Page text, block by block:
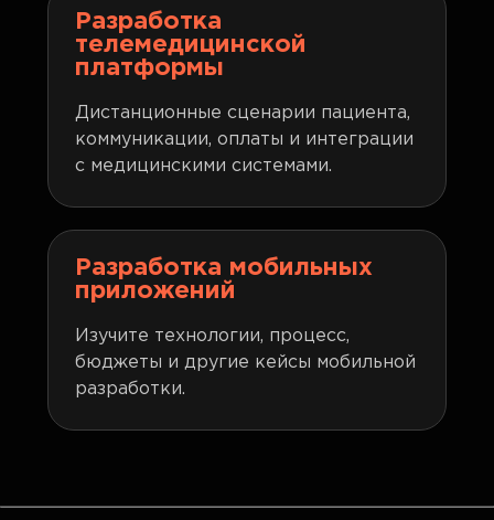
Разработка
телемедицинской
платформы
Дистанционные сценарии пациента,
коммуникации, оплаты и интеграции
с медицинскими системами.
Разработка мобильных
приложений
Изучите технологии, процесс,
бюджеты и другие кейсы мобильной
разработки.